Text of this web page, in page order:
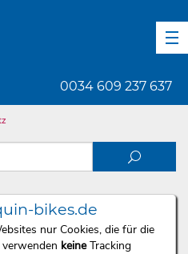
0034 609 237 637
bikes.de
nur Cookies, die für die
keineTracking